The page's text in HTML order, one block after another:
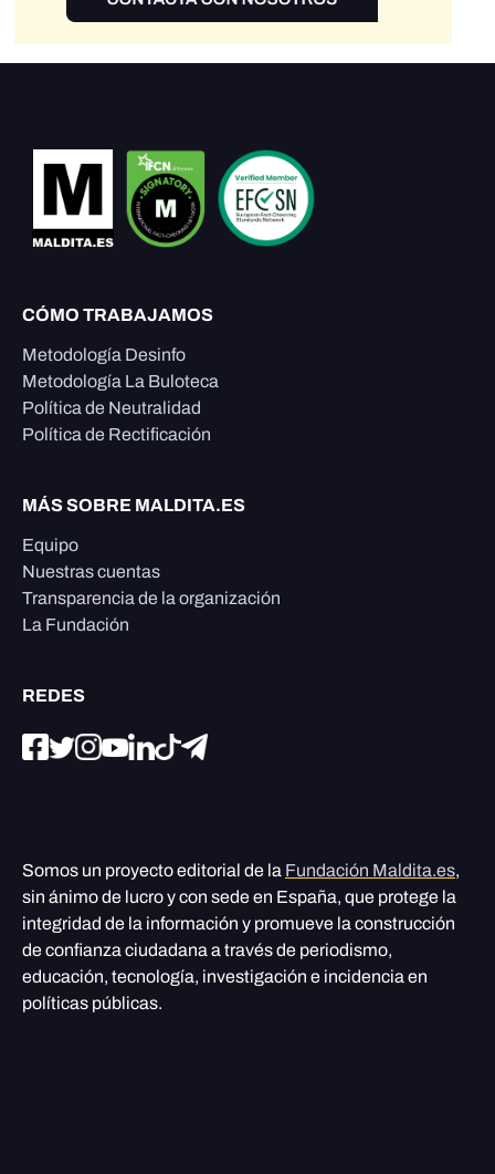
CÓMO TRABAJAMOS
Metodología Desinfo
Metodología La Buloteca
Política de Neutralidad
Política de Rectificación
MÁS SOBRE MALDITA.ES
Equipo
Nuestras cuentas
Transparencia de la organización
La Fundación
REDES
Somos un proyecto editorial de la Fundación Maldita.es,
sin ánimo de lucro y con sede en España, que protege la
integridad de la información y promueve la construcción
de confianza ciudadana a través de periodismo,
educación, tecnología, investigación e incidencia en
políticas públicas.